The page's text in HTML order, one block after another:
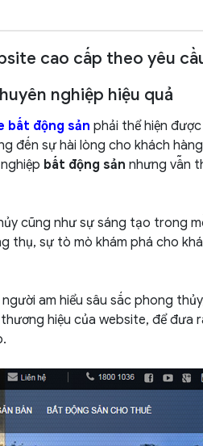
cao cấp theo yêu
nghiệp hiệu quả
bất động sản phải thể hiện
đến sự hài lòng cho khách hàng
bất động sản nhưng vẫn
cũng như sự sáng tạo trong
thụ, sự tò mò khám phá cho
am hiểu sâu sắc phong
hiệu của website, để đưa